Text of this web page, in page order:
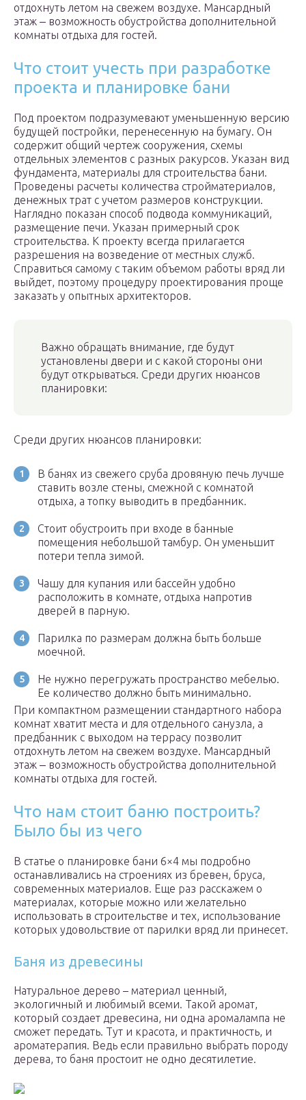
отдохнуть летом на свежем воздухе. Мансардный
этаж ‒ возможность обустройства дополнительной
комнаты отдыха для гостей.
Что стоит учесть при разработке
проекта и планировке бани
Под проектом подразумевают уменьшенную версию
будущей постройки, перенесенную на бумагу. Он
содержит общий чертеж сооружения, схемы
отдельных элементов с разных ракурсов. Указан вид
фундамента, материалы для строительства бани.
Проведены расчеты количества стройматериалов,
денежных трат с учетом размеров конструкции.
Наглядно показан способ подвода коммуникаций,
размещение печи. Указан примерный срок
строительства. К проекту всегда прилагается
разрешения на возведение от местных служб.
Справиться самому с таким объемом работы вряд ли
выйдет, поэтому процедуру проектирования проще
заказать у опытных архитекторов.
Важно обращать внимание, где будут
установлены двери и с какой стороны они
будут открываться. Среди других нюансов
планировки:
Среди других нюансов планировки:
В банях из свежего сруба дровяную печь лучше
ставить возле стены, смежной с комнатой
отдыха, а топку выводить в предбанник.
Стоит обустроить при входе в банные
помещения небольшой тамбур. Он уменьшит
потери тепла зимой.
Чашу для купания или бассейн удобно
расположить в комнате, отдыха напротив
дверей в парную.
Парилка по размерам должна быть больше
моечной.
Не нужно перегружать пространство мебелью.
Ее количество должно быть минимально.
При компактном размещении стандартного набора
комнат хватит места и для отдельного санузла, а
предбанник с выходом на террасу позволит
отдохнуть летом на свежем воздухе. Мансардный
этаж ‒ возможность обустройства дополнительной
комнаты отдыха для гостей.
Что нам стоит баню построить?
Было бы из чего
В статье о планировке бани 6×4 мы подробно
останавливались на строениях из бревен, бруса,
современных материалов. Еще раз расскажем о
материалах, которые можно или желательно
использовать в строительстве и тех, использование
которых удовольствие от парилки вряд ли принесет.
Баня из древесины
Натуральное дерево – материал ценный,
экологичный и любимый всеми. Такой аромат,
который создает древесина, ни одна аромалампа не
сможет передать. Тут и красота, и практичность, и
ароматерапия. Ведь если правильно выбрать породу
дерева, то баня простоит не одно десятилетие.